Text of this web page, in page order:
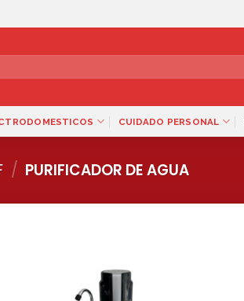
CUIDADO PERSONAL
/ PURIFICADOR DE AGUA